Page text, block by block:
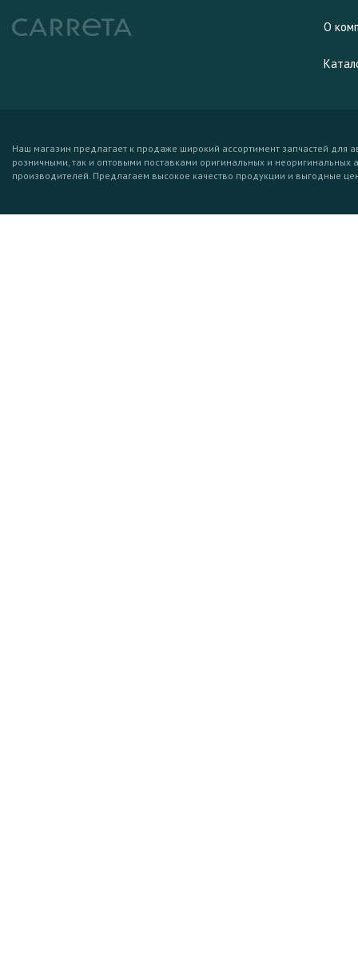
О
Наш магазин предлагает к продаже широкий ассортимент запчастей для
розничными, так и оптовыми поставками оригинальных и неоригинальных
производителей. Предлагаем высокое качество продукции и выгодные